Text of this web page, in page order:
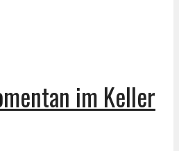
im Keller